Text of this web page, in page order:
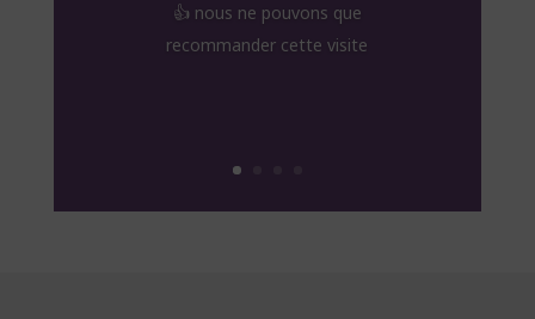
👍 nous ne pouvons que
recommander cette visite